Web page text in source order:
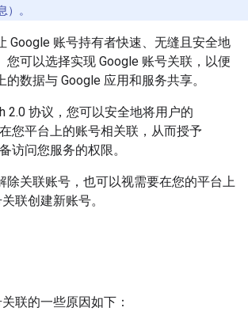
）。
Google 账号持有者快速、无缝且安全地
您可以选择实现 Google 账号关联，以便
数据与 Google 应用和服务共享。
2.0 协议，您可以安全地将用户的
您平台上的账号相关联，从而授予
访问您服务的权限。
除关联账号，也可以视需要在您的平台上
联创建新账号。
联的一些原因如下：